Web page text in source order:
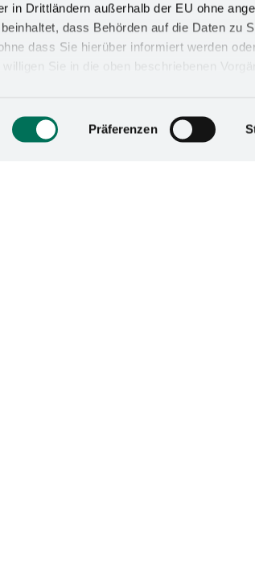
in Drittländern außerhalb der EU ohne
dass Behörden auf die Daten zu
dass Sie hierüber informiert werden
willigen Sie in die oben beschriebenen
Präferenzen